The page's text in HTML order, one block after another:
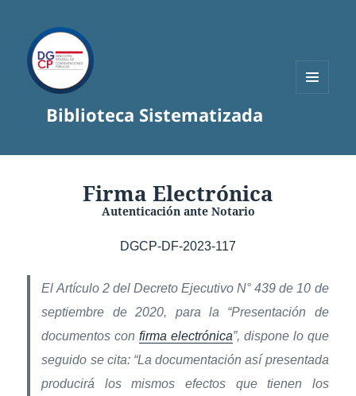
Biblioteca Sistematizada
Firma Electrónica
Autenticación ante Notario
DGCP-DF-2023-117
El Artículo 2 del Decreto Ejecutivo N° 439 de 10 de
septiembre de 2020, para la “Presentación de
documentos confirma electrónica”, dispone lo que
seguido se cita: “La documentación así presentada
producirá los mismos efectos que tienen los